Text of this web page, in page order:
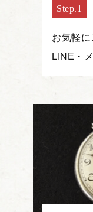
お気軽に
LINE・